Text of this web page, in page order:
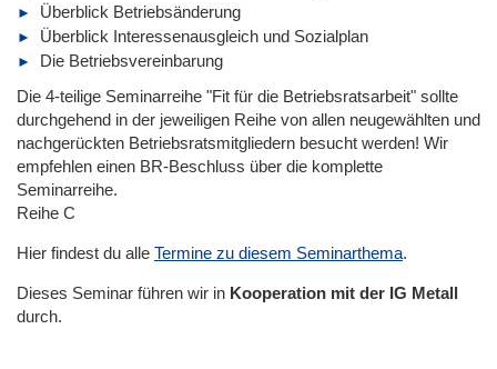
Überblick Betriebsänderung
Überblick Interessenausgleich und Sozialplan
Die Betriebsvereinbarung
Die 4-teilige Seminarreihe "Fit für die Betriebsratsarbeit" sollte
durchgehend in der jeweiligen Reihe von allen neugewählten und
nachgerückten Betriebsratsmitgliedern besucht werden! Wir
empfehlen einen BR-Beschluss über die komplette
Seminarreihe.
Reihe C
Hier findest du alle Termine zu diesem Seminarthema.
Dieses Seminar führen wir in Kooperation mit der IG Metall
durch.